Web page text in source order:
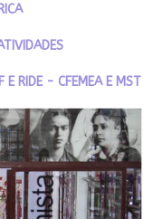
E RIDE - CFEMEA E MST